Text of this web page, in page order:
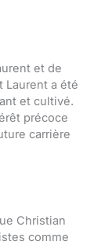
et de
Laurent a été
et cultivé.
précoce
carrière
Christian
comme